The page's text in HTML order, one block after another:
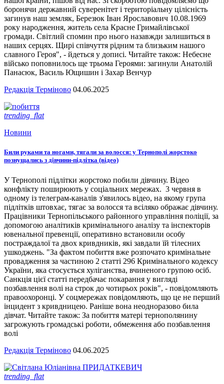
боронячи державний суверенітет і територіальну цілісність
загинув наш земляк, Березюк Іван Ярославович 10.08.1969
року народження, житель села Красне Гримайлівської
громади. Світлий спомин про нього назавжди залишиться в
наших серцях. Щирі співчуття рідним та близьким нашого
славного Героя", - йдеться у дописі. Читайте також: Небесне
військо поповнилось ще трьома Героями: загинули Анатолій
Панасюк, Василь Ющишин і Захар Венчур
Редакція Терміново 04.06.2025
trending_flat
Новини
Били руками та ногами, тягали за волосся: у Тернополі жорстоко
познущались з дівчини-підлітка (відео)
У Тернополі підлітки жорстоко побили дівчину. Відео
конфлікту поширюють у соціальних мережах. 3 червня в
одному із телеграм-каналів з'явилось відео, на якому група
підлітків штовхає, тягає за волосся та всіляко ображає дівчину.
Працівники Тернопільського районного управління поліції, за
допомогою аналітиків кримінального аналізу та інспекторів
ювенальної превенції, оперативно встановили особу
постраждалої та двох кривдників, які завдали їй тілесних
ушкоджень. "За фактом побиття вже розпочато кримінальне
провадження за частиною 2 статті 296 Кримінального кодексу
України, яка стосується хуліганства, вчиненого групою осіб.
Санкція цієї статті передбачає покарання у вигляді
позбавлення волі на строк до чотирьох років", - повідомляють
правоохоронці. У соцмережах повідомляють, що це не перший
інцидент з кривдницею. Раніше вона неодноразово била
дівчат. Читайте також: За побиття матері тернополянину
загрожують громадські роботи, обмеження або позбавлення
волі
Редакція Терміново 04.06.2025
trending_flat